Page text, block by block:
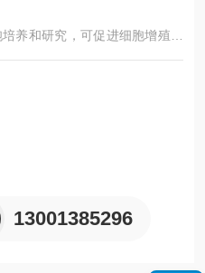
养和研究，可促进细胞增殖、
养分和环境条件。
13001385296